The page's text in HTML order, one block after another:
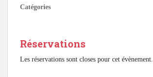
Catégories
Réservations
Les réservations sont closes pour cet évènement.